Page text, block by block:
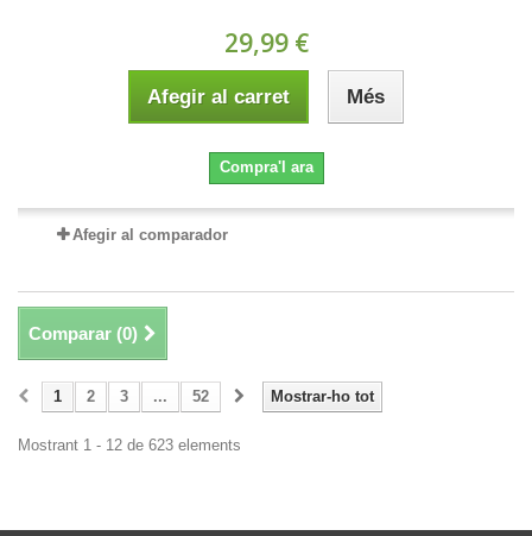
29,99 €
Afegir al carret Més
Compra'l ara
Afegir al comparador
Comparar (0)
Mostrar-ho tot
1 2 3 ... 52
Mostrant 1 - 12 de 623 elements